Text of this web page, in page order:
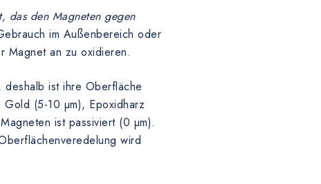
das den Magneten gegen
im Außenbereich oder
Magnet an zu oxidieren.
deshalb ist ihre Oberfläche
(5-10 µm), Epoxidharz
ist passiviert (0 µm).
wird